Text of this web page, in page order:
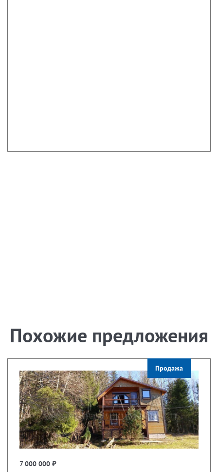
Похожие предложения
Продажа
7 000 000 ₽